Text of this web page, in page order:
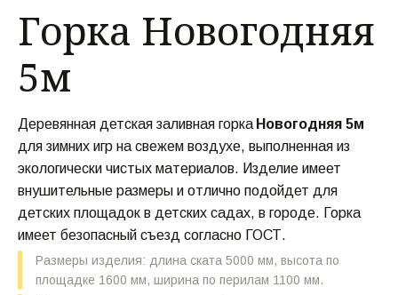
Горка Новогодняя
5м
Деревянная детская заливная горка Новогодняя 5м
для зимних игр на свежем воздухе, выполненная из
экологически чистых материалов. Изделие имеет
внушительные размеры и отлично подойдет для
детских площадок в детских садах, в городе. Горка
имеет безопасный съезд согласно ГОСТ.
Размеры изделия: длина ската 5000 мм, высота по
площадке 1600 мм, ширина по перилам 1100 мм.